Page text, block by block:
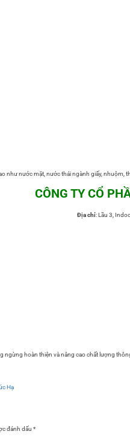
như nước mặt, nước thải ngành giấy, nhuộm,
CÔNG TY CỔ P
Địa chỉ: Lầu 3,
ngừng hoàn thiện và nâng cao chất lượng
Hạ
đánh dấu *